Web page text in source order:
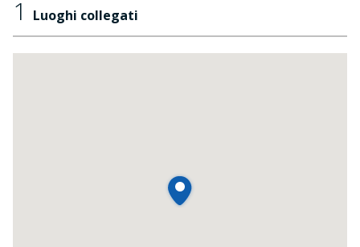
1 Luoghi collegati